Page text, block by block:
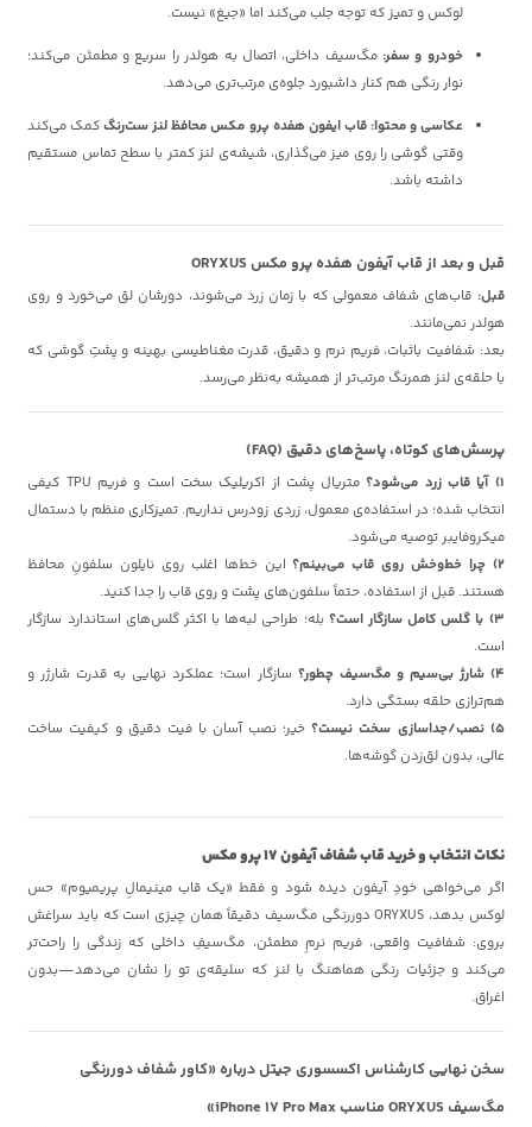
لوکس و تمیز که توجه جلب می‌کند اما «جیغ» نیست.
خودرو و سفر: مگ‌سیف داخلی، اتصال به هولدر را سریع و مطمئن می‌کند؛
نوار رنگی هم کنار داشبورد جلوه‌ی مرتب‌تری می‌دهد.
عکاسی و محتوا: قاب ایفون هفده پرو مکس محافظ لنز ست‌رنگکمک می‌کند
وقتی گوشی را روی میز می‌گذاری، شیشه‌ی لنز کمتر با سطح تماس مستقیم
داشته باشد.
قبل و بعد از قاب آیفون هفده پرو مکس ORYXUS
قبل: قاب‌های شفاف معمولی که با زمان زرد می‌شوند، دورشان لق می‌خورد و روی
هولدر نمی‌مانند.
بعد: شفافیت باثبات، فریم نرم و دقیق، قدرت مغناطیسی بهینه و پشتِ گوشی که
با حلقه‌ی لنز همرنگ مرتب‌تر از همیشه به‌نظر می‌رسد.
پرسش‌های کوتاه، پاسخ‌های دقیق (FAQ)
۱) آیا قاب زرد می‌شود؟
متریال پشت از اکریلیک سخت است و فریم TPU کیفی
انتخاب شده؛ در استفاده‌ی معمول، زردی زودرس نداریم. تمیزکاری منظم با دستمال
میکروفایبر توصیه می‌شود.
۲) چرا خط‌وخش روی قاب می‌بینم؟
این خط‌ها اغلب روی نایلون سلفونِ محافظ
هستند. قبل از استفاده، حتماً سلفون‌های پشت و روی قاب را جدا کنید.
۳) با گلس کامل سازگار است؟
بله؛ طراحی لبه‌ها با اکثر گلس‌های استاندارد سازگار
است.
۴) شارژ بی‌سیم و مگ‌سیف چطور؟
سازگار است؛ عملکرد نهایی به قدرت شارژر و
هم‌ترازی حلقه بستگی دارد.
۵) نصب/جداسازی سخت نیست؟
خیر؛ نصب آسان با فیت دقیق و کیفیت ساخت
عالی، بدون لق‌زدن گوشه‌ها.
نکات انتخاب و خرید قاب شفاف آیفون 17 پرو مکس
اگر می‌خواهی خودِ آیفون دیده شود و فقط «یک قاب مینیمالِ پریمیوم» حس
لوکس بدهد، ORYXUS دوررنگی مگ‌سیف دقیقاً همان چیزی است که باید سراغش
بروی: شفافیت واقعی، فریم نرمِ مطمئن، مگ‌سیفِ داخلی که زندگی را راحت‌تر
می‌کند و جزئیات رنگی هماهنگ با لنز که سلیقه‌ی تو را نشان می‌دهد—بدون
اغراق.
سخن نهایی کارشناس اکسسوری جیتل درباره «کاور شفاف دوررنگی
مگ‌سیف ORYXUS مناسب iPhone 17 Pro Max»